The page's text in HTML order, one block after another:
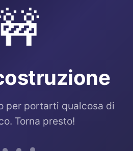
per portarti qualcosa di
Torna presto!